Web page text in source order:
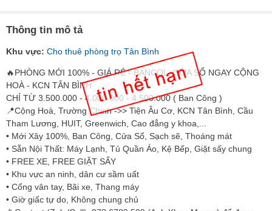
Thông tin mô tả
Khu vực: Cho thuê phòng trọ Tân Bình
🔥PHÒNG MỚI 100% - GIÁ RẺ - BANCOL, CỬA SỔ NGAY CỘNG
HOÀ - KCN TÂN BÌNH
CHỈ TỪ 3.500.000 - 4.000.000 - 4.500.000 ( Ban Công )
📍Cộng Hoà, Trường Chinh ->> Tiện Âu Cơ, KCN Tân Bình, Cầu
Tham Lương, HUIT, Greenwich, Cao đẳng y khoa,...
• Mới Xây 100%, Ban Công, Cửa Sổ, Sạch sẽ, Thoáng mát
• Sẵn Nội Thất: Máy Lạnh, Tủ Quần Áo, Kệ Bếp, Giặt sấy chung
• FREE XE, FREE GIẶT SẤY
• Khu vực an ninh, dân cư sầm uất
• Cổng vân tay, Bãi xe, Thang máy
• Giờ giấc tự do, Không chung chủ